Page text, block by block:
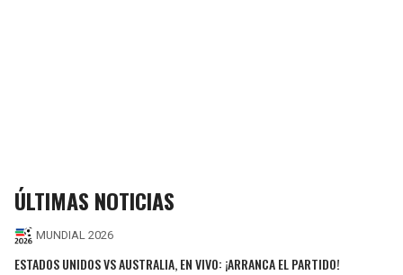
ÚLTIMAS NOTICIAS
MUNDIAL 2026
ESTADOS UNIDOS VS AUSTRALIA, EN VIVO: ¡ARRANCA EL PARTIDO!